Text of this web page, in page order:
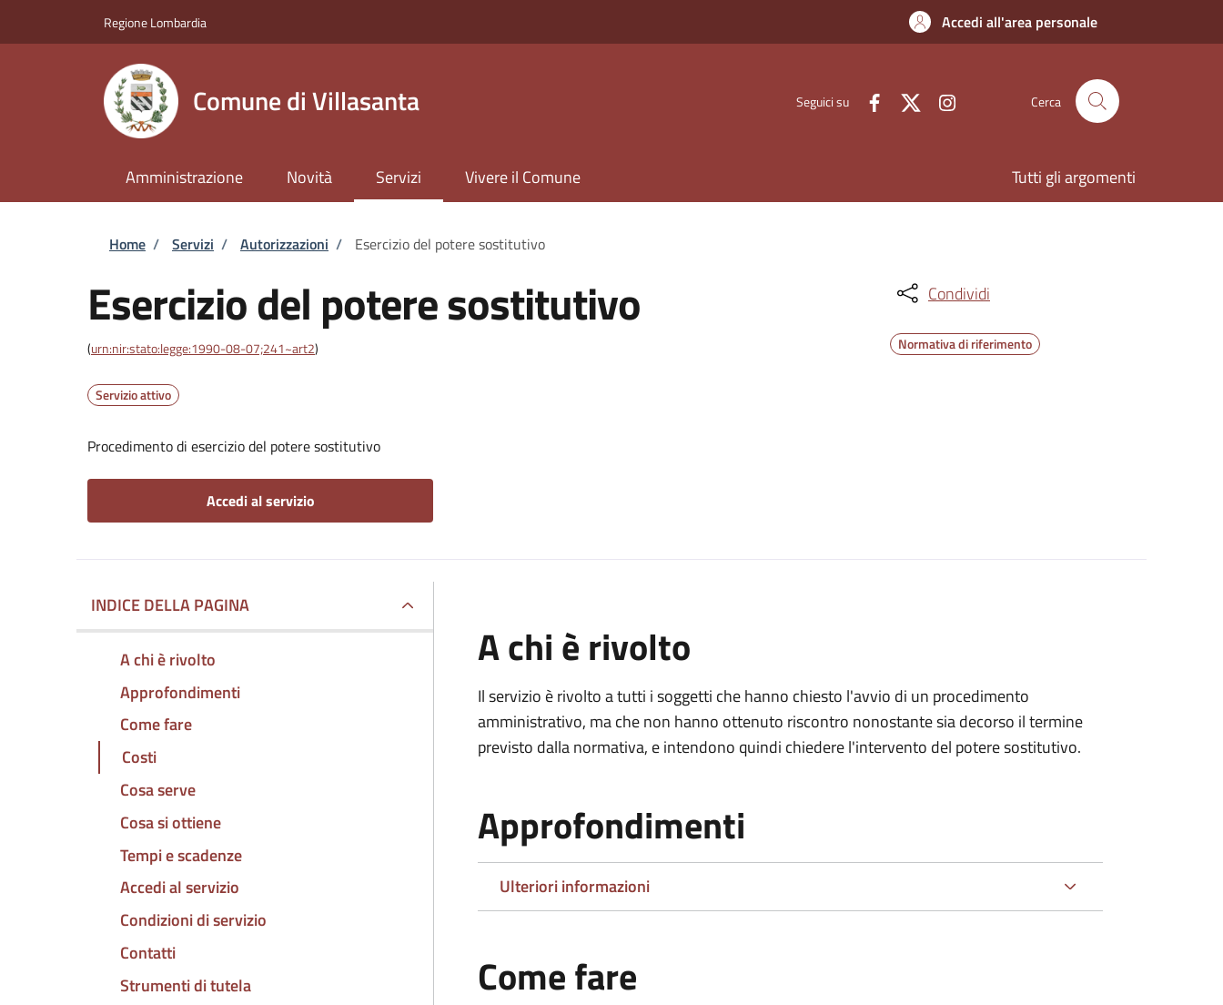
Regione Lombardia Accedi all'area personale
Comune di Villasanta Seguici su Cerca
Amministrazione Novità Servizi Vivere il Comune Tutti gli argomenti
Briciole di pane
Home / Servizi / Autorizzazioni / Esercizio del potere sostitutivo
Esercizio del potere sostitutivo
(urn:nir:stato:legge:1990-08-07;241~art2)
Servizio attivo
Procedimento di esercizio del potere sostitutivo
Accedi al servizio
Condividi
Normativa di riferimento
INDICE DELLA PAGINA
A chi è rivolto
Approfondimenti
Come fare
Costi
Cosa serve
Cosa si ottiene
Tempi e scadenze
Accedi al servizio
Condizioni di servizio
Contatti
Strumenti di tutela
A chi è rivolto
Il servizio è rivolto a tutti i soggetti che hanno chiesto l'avvio di un procedimento
amministrativo, ma che non hanno ottenuto riscontro nonostante sia decorso il termine
previsto dalla normativa, e intendono quindi chiedere l'intervento del potere sostitutivo.
Approfondimenti
Ulteriori informazioni
Come fare